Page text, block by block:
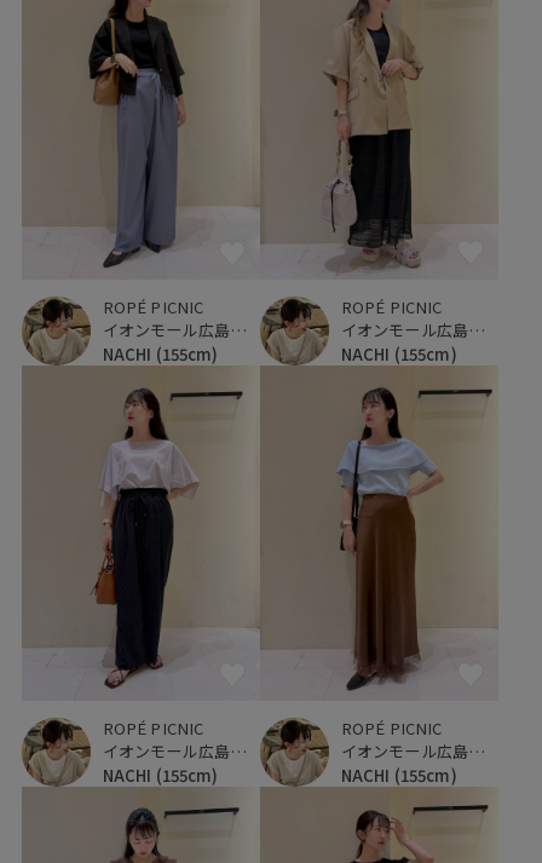
ROPÉ PICNIC
イオンモール広島府中
NACHI (155cm)
ROPÉ PICNIC
イオンモール広島府中
NACHI (155cm)
ROPÉ PICNIC
イオンモール広島府中
NACHI (155cm)
ROPÉ PICNIC
イオンモール広島府中
NACHI (155cm)